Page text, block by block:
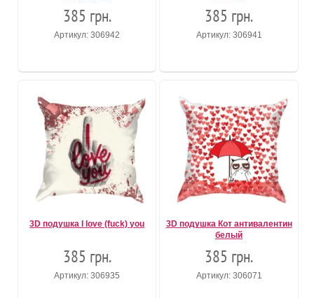
385 грн.
Артикул: 306942
385 грн.
Артикул: 306941
3D подушка I love (fuck) you
385 грн.
Артикул: 306935
3D подушка Кот антивалентин
белый
385 грн.
Артикул: 306071